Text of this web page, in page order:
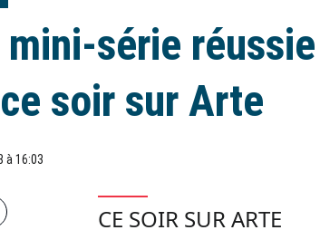
série réussie
soir sur Arte
à 16:03
CE SOIR SUR ARTE